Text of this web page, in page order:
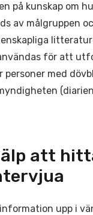
på kunskap om
av målgruppen
för att
med
att
upp i